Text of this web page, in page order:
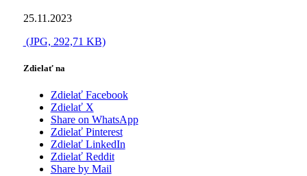
25.11.2023
(JPG, 292,71 KB)
Zdielať na
Zdielať Facebook
Zdielať X
Share on WhatsApp
Zdielať Pinterest
Zdielať LinkedIn
Zdielať Reddit
Share by Mail